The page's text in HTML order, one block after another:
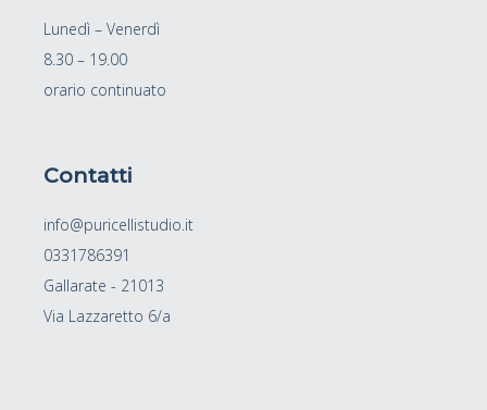
Lunedì – Venerdì
8.30 – 19.00
orario continuato
Contatti
info@puricellistudio.it
0331786391
Gallarate - 21013
Via Lazzaretto 6/a